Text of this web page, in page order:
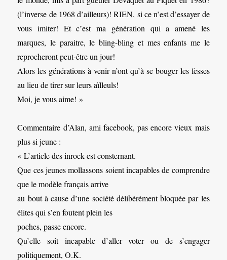
(l’inverse de 1968 d’ailleurs)! RIEN, si ce n’est d’essayer de
vous imiter! Et c’est ma génération qui a amené les
marques, le paraitre, le bling-bling et mes enfants me le
reprocheront peut-être un jour!
Alors les générations à venir n’ont qu’à se bouger les fesses
au lieu de tirer sur leurs aïlleuls!
Moi, je vous aime! »
Commentaire d’Alan, ami facebook, pas encore vieux mais
plus si jeune :
« L’article des inrock est consternant.
Que ces jeunes mollassons soient incapables de comprendre
que le modèle français arrive
au bout à cause d’une société délibérément bloquée par les
élites qui s’en foutent plein les
poches, passe encore.
Qu’elle soit incapable d’aller voter ou de s’engager
politiquement, O.K.